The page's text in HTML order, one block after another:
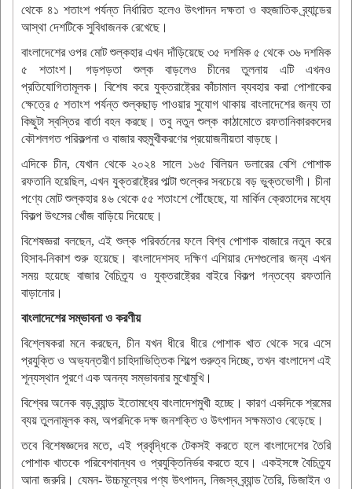
থেকে ৪১ শতাংশ পর্যন্ত নির্ধারিত হলেও উৎপাদন দক্ষতা ও বহুজাতিক ব্র্যান্ডের
আস্থা দেশটিকে সুবিধাজনক রেখেছে।
বাংলাদেশের ওপর মোট শুল্কহার এখন দাঁড়িয়েছে ৩৫ দশমিক ৫ থেকে ৩৬ দশমিক
৫ শতাংশ। গড়পড়তা শুল্ক বাড়লেও চীনের তুলনায় এটি এখনও
প্রতিযোগিতামূলক। বিশেষ করে যুক্তরাষ্ট্রের কাঁচামাল ব্যবহার করা পোশাকের
ক্ষেত্রে ৫ শতাংশ পর্যন্ত শুল্কছাড় পাওয়ার সুযোগ থাকায় বাংলাদেশের জন্য তা
কিছুটা স্বস্তির বার্তা বহন করছে। তবু নতুন শুল্ক কাঠামোতে রফতানিকারকদের
কৌশলগত পরিকল্পনা ও বাজার বহুমুখীকরণের প্রয়োজনীয়তা বাড়ছে।
এদিকে চীন, যেখান থেকে ২০২৪ সালে ১৬৫ বিলিয়ন ডলারের বেশি পোশাক
রফতানি হয়েছিল, এখন যুক্তরাষ্ট্রের পাল্টা শুল্কের সবচেয়ে বড় ভুক্তভোগী। চীনা
পণ্যে মোট শুল্কহার ৪৬ থেকে ৫৫ শতাংশে পৌঁছেছে, যা মার্কিন ক্রেতাদের মধ্যে
বিকল্প উৎসের খোঁজ বাড়িয়ে দিয়েছে।
বিশেষজ্ঞরা বলছেন, এই শুল্ক পরিবর্তনের ফলে বিশ্ব পোশাক বাজারে নতুন করে
হিসাব-নিকাশ শুরু হয়েছে। বাংলাদেশসহ দক্ষিণ এশিয়ার দেশগুলোর জন্য এখন
সময় হয়েছে বাজার বৈচিত্র্য ও যুক্তরাষ্ট্রের বাইরে বিকল্প গন্তব্যে রফতানি
বাড়ানোর।
বাংলাদেশের সম্ভাবনা ও করণীয়
বিশ্লেষকরা মনে করছেন, চীন যখন ধীরে ধীরে পোশাক খাত থেকে সরে এসে
প্রযুক্তি ও অভ্যন্তরীণ চাহিদাভিত্তিক শিল্পে গুরুত্ব দিচ্ছে, তখন বাংলাদেশ এই
শূন্যস্থান পূরণে এক অনন্য সম্ভাবনার মুখোমুখি।
বিশ্বের অনেক বড় ব্র্যান্ড ইতোমধ্যে বাংলাদেশমুখী হচ্ছে। কারণ একদিকে শ্রমের
ব্যয় তুলনামূলক কম, অপরদিকে দক্ষ জনশক্তি ও উৎপাদন সক্ষমতাও বেড়েছে।
তবে বিশেষজ্ঞদের মতে, এই প্রবৃদ্ধিকে টেকসই করতে হলে বাংলাদেশের তৈরি
পোশাক খাতকে পরিবেশবান্ধব ও প্রযুক্তিনির্ভর করতে হবে। একইসঙ্গে বৈচিত্র্য
আনা জরুরি। যেমন- উচ্চমূল্যের পণ্য উৎপাদন, নিজস্ব ব্র্যান্ড তৈরি, ডিজাইন ও